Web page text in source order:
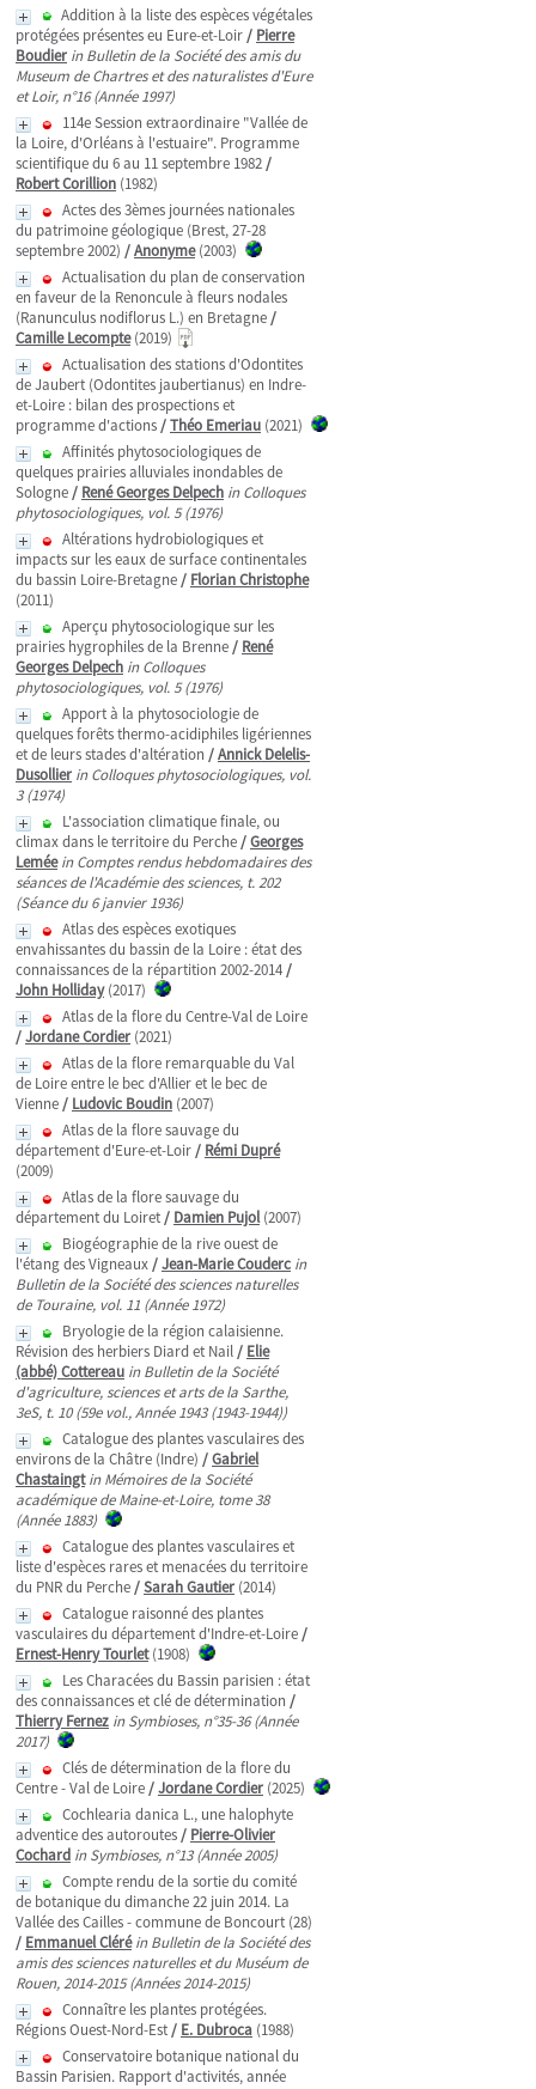
Addition à la liste des espèces végétales
protégées présentes eu Eure-et-Loir/ Pierre
Boudier in Bulletin de la Société des amis du
Museum de Chartres et des naturalistes d'Eure
et Loir, n°16 (Année 1997)
114e Session extraordinaire "Vallée de
la Loire, d'Orléans à l'estuaire". Programme
scientifique du 6 au 11 septembre 1982/
Robert Corillion (1982)
Actes des 3èmes journées nationales
du patrimoine géologique (Brest, 27-28
septembre 2002) /Anonyme(2003)
Actualisation du plan de conservation
en faveur de la Renoncule à fleurs nodales
(Ranunculus nodiflorus L.) en Bretagne/
Camille Lecompte(2019)
Actualisation des stations d'Odontites
de Jaubert (Odontites jaubertianus) en Indre-
et-Loire : bilan des prospections et
programme d'actions/Théo Emeriau (2021)
Affinités phytosociologiques de
quelques prairies alluviales inondables de
Sologne/ René Georges Delpech in Colloques
phytosociologiques, vol. 5 (1976)
Altérations hydrobiologiques et
impacts sur les eaux de surface continentales
du bassin Loire-Bretagne/ Florian Christophe
(2011)
Aperçu phytosociologique sur les
prairies hygrophiles de la Brenne/ René
Georges Delpech in Colloques
phytosociologiques, vol. 5 (1976)
Apport à la phytosociologie de
quelques forêts thermo-acidiphiles ligériennes
et de leurs stades d'altération /Annick Delelis-
Dusollier in Colloques phytosociologiques, vol.
3 (1974)
L'association climatique finale, ou
climax dans le territoire du Perche/Georges
Lemée in Comptes rendus hebdomadaires des
séances de l'Académie des sciences, t. 202
(Séance du 6 janvier 1936)
Atlas des espèces exotiques
envahissantes du bassin de la Loire : état des
connaissances de la répartition 2002-2014/
John Holliday(2017)
Atlas de la flore du Centre-Val de Loire
/Jordane Cordier (2021)
Atlas de la flore remarquable du Val
de Loire entre le bec d'Allier et le bec de
Vienne/ Ludovic Boudin (2007)
Atlas de la flore sauvage du
département d'Eure-et-Loir/ Rémi Dupré
(2009)
Atlas de la flore sauvage du
département du Loiret/ Damien Pujol(2007)
Biogéographie de la rive ouest de
l'étang des Vigneaux/Jean-Marie Couderc in
Bulletin de la Société des sciences naturelles
de Touraine, vol. 11 (Année 1972)
Bryologie de la région calaisienne.
Révision des herbiers Diard et Nail/ Elie
(abbé) Cottereau in Bulletin de la Société
d'agriculture, sciences et arts de la Sarthe,
3eS, t. 10 (59e vol., Année 1943 (1943-1944))
Catalogue des plantes vasculaires des
environs de la Châtre (Indre) /Gabriel
Chastaingt in Mémoires de la Société
académique de Maine-et-Loire, tome 38
(Année 1883)
Catalogue des plantes vasculaires et
liste d'espèces rares et menacées du territoire
du PNR du Perche/Sarah Gautier (2014)
Catalogue raisonné des plantes
vasculaires du département d'Indre-et-Loire/
Ernest-Henry Tourlet(1908)
Les Characées du Bassin parisien : état
des connaissances et clé de détermination /
Thierry Fernez in Symbioses, n°35-36 (Année
2017)
Clés de détermination de la flore du
Centre - Val de Loire/Jordane Cordier (2025)
Cochlearia danica L., une halophyte
adventice des autoroutes/ Pierre-Olivier
Cochard in Symbioses, n°13 (Année 2005)
Compte rendu de la sortie du comité
de botanique du dimanche 22 juin 2014. La
Vallée des Cailles - commune de Boncourt (28)
/ Emmanuel Cléré in Bulletin de la Société des
amis des sciences naturelles et du Muséum de
Rouen, 2014-2015 (Années 2014-2015)
Connaître les plantes protégées.
Régions Ouest-Nord-Est/ E. Dubroca (1988)
Conservatoire botanique national du
Bassin Parisien. Rapport d'activités, année